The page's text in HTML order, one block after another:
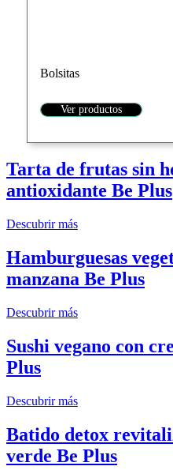
Bolsitas
Ver productos
Tarta de frutas sin
antioxidante Be Plus
Descubrir más
Hamburguesas
manzana Be Plus
Descubrir más
Sushi vegano con
Plus
Descubrir más
Batido detox
verde Be Plus